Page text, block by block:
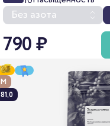
Без азота
790 ₽
М
81,0